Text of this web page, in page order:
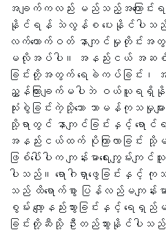
အချက်ကလည်း မည်သည့်အကြောင်း
နိုင်ရန် သဲလွန်စ ပေးနိုင်ပါသ
လက်ကောက်ဝတ် နာကျင်မှုတိုင်း
မလိုအပ်ပါ။ အနည်းငယ် အဆစ်လွဲ
ခြင်းတို့အတွက် ရေခဲကပ်ခြင်း၊
ညွှန်ကြားချက်မပါဘဲ ဝယ်ယူရရှိနိုင်သ
သုံးစွဲခြင်းကဲ့သို့သော သာမန်ကုသမှုမျ
သို့ရာတွင် နာကျင်ခြင်းနှင့် ရောင်
အနည်းငယ်ထက် ပိုကြာလာခြင်း သို့
ဖြစ်ပေါ်ပါက ကျန်းမာရေးကျွမ်း
ပါသည်။ ရောဂါရှာဖွေခြင်းနှင့်
သည် ထိရောက်စွာ ပြန်လည်မကျန်း
စွမ်း လျော့နည်းသွားခြင်းနှင့် ရေရှည်
ခြင်းတို့ဆီသို့ ဦးတည်သွားနိုင်ပါသ